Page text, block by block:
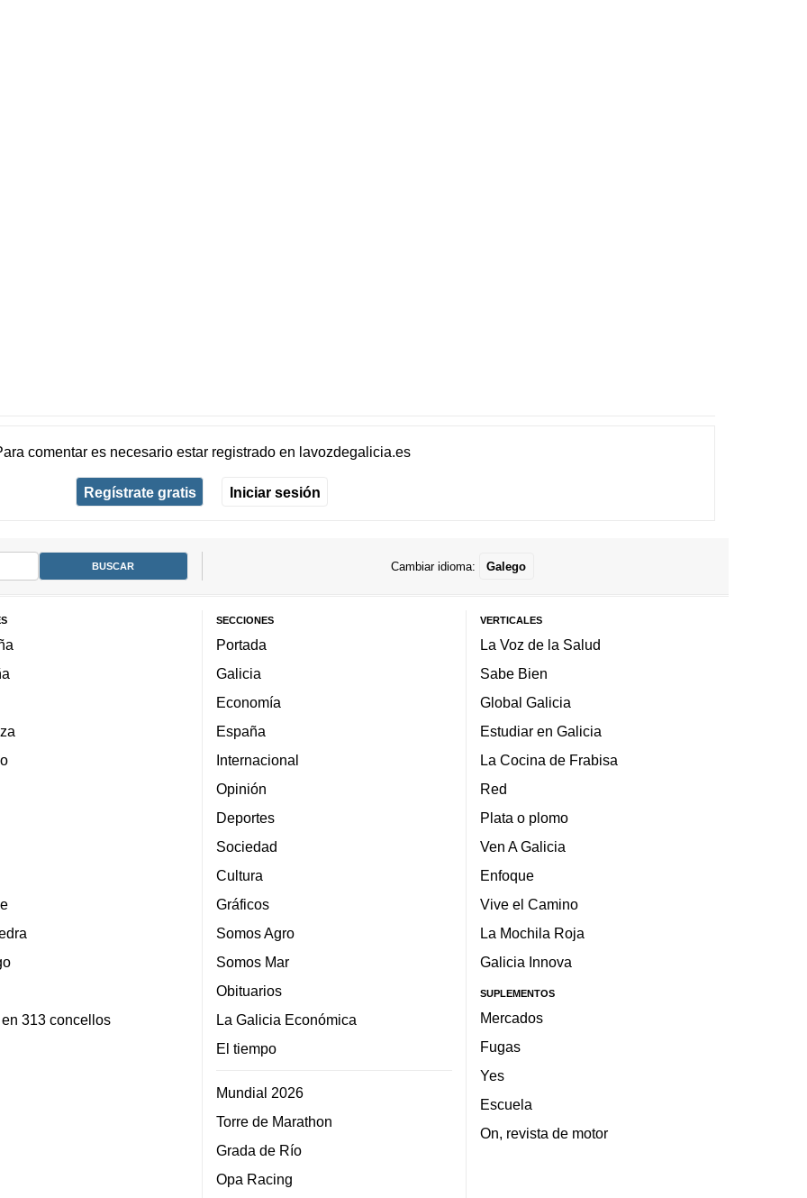
comentar es necesario estar registradoen lavozdegalicia.es
Regístrate gratis Iniciar sesión
Cambiar idioma: Galego
313 concellos
SECCIONES
Portada
Galicia
Economía
España
Internacional
Opinión
Deportes
Sociedad
Cultura
Gráficos
Somos Agro
Somos Mar
Obituarios
La Galicia Económica
El tiempo
Mundial 2026
Torre de Marathon
Grada de Río
Opa Racing
VERTICALES
La Voz de la Salud
Sabe Bien
Global Galicia
Estudiar en Galicia
La Cocina de Frabisa
Red
Plata o plomo
Ven A Galicia
Enfoque
Vive el Camino
La Mochila Roja
Galicia Innova
SUPLEMENTOS
Mercados
Fugas
Yes
Escuela
On, revista de motor